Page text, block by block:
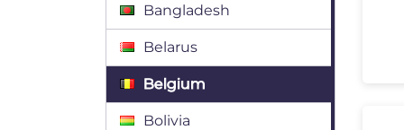
Bangladesh
Belarus
Belgium
Bolivia